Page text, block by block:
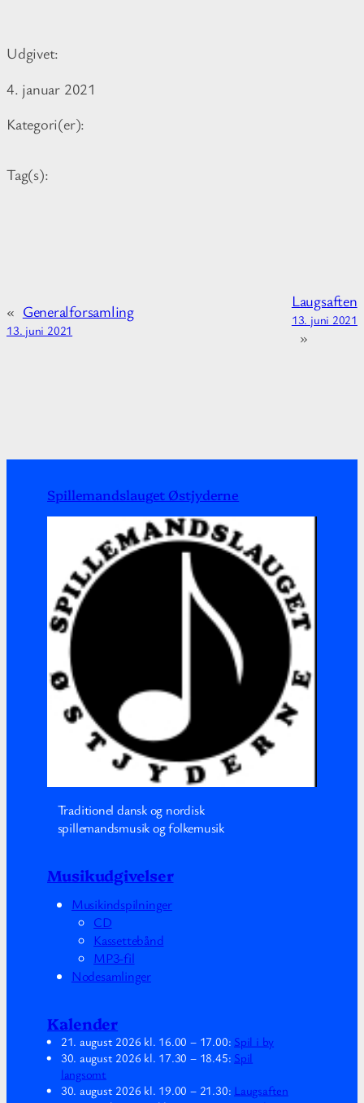
i
n
o
a
o
Udgivet:
4. januar 2021
Kategori(er):
Tag(s):
« Generalforsamling
13. juni 2021
Laugsaften
13. juni 2021
»
Spillemandslauget Østjyderne
Traditionel dansk og nordisk
spillemandsmusik og folkemusik
Musikudgivelser
Musikindspilninger
CD
Kassettebånd
MP3-fil
Nodesamlinger
Kalender
21. august 2026 kl. 16.00 – 17.00: Spil i by
30. august 2026 kl. 17.30 – 18.45: Spil
langsomt
30. august 2026 kl. 19.00 – 21.30: Laugsaften